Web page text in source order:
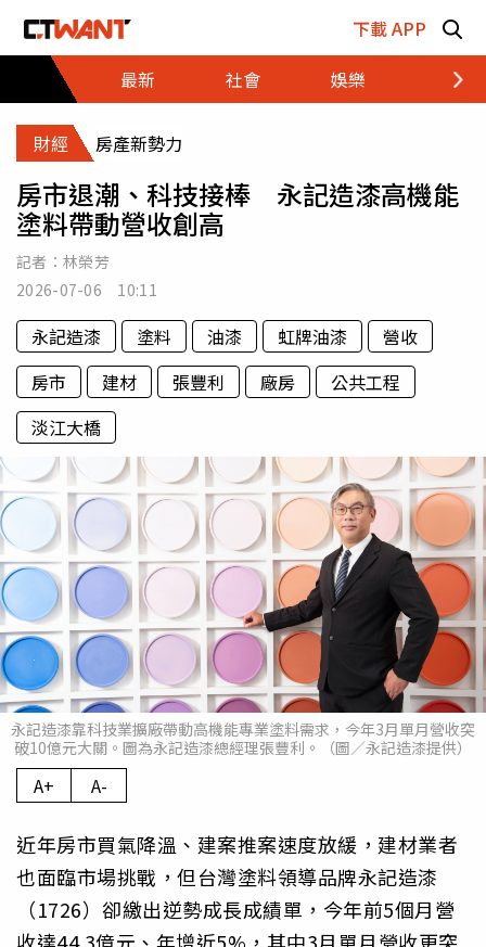
下載 APP
最新
社會 娛樂 財經
財經 房產新勢力
房市退潮、科技接棒 永記造漆高機能
塗料帶動營收創高
記者： 林榮芳
2026-07-06 10:11
永記造漆 塗料 油漆 虹牌油漆
營收
房市
建材 張豐利 廠房
公共工程
淡江大橋
永記造漆靠科技業擴廠帶動高機能專業塗料需求，今年3月單月營收突
破10億元大關。圖為永記造漆總經理張豐利。（圖／永記造漆提供）
A+ A-
近年房市買氣降溫、建案推案速度放緩，建材業者
也面臨市場挑戰，但台灣塗料領導品牌永記造漆
（1726）卻繳出逆勢成長成績單，今年前5個月營